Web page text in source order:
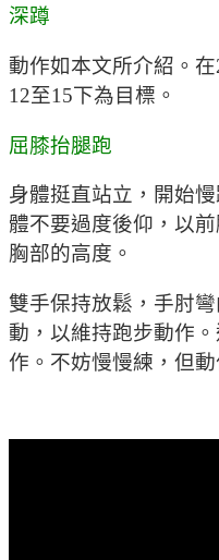
深蹲
動作如本文所介紹。
12至15下為目標。
屈膝抬腿跑
身體挺直站立，開始
體不要過度後仰，以
胸部的高度。
雙手保持放鬆，手肘
動，以維持跑步動作
作。不妨慢慢練，但